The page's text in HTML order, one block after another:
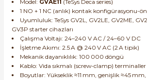
Yol Vericiler
Model: GVAE11 (TeSys Deca series)
1 NO + 1 NC (anlık) kontak konfigürasyonu-
Uyumluluk: TeSys GV2L, GV2LE, GV2ME,
GV3P starter cihazları
Çalışma Voltajı: 24–240 V AC / 24–60 V DC
İşletme Akımı: 2.5 A @ 240 V AC (2 A tipik)
Mekanik dayanıklılık: 100 000 döngü
Kablo: Vida sıkmalı (screw-clamp)
Boyutlar: Yükseklik ≈11 mm, genişlik ≈45